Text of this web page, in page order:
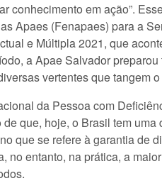
conhecimento em ação”.
Apaes (Fenapaes) para a
e Múltipla 2021, que
a Apae Salvador
vertentes que tangem
da Pessoa com
que, hoje, o Brasil tem
que se refere à garantia de
no entanto, na prática, a